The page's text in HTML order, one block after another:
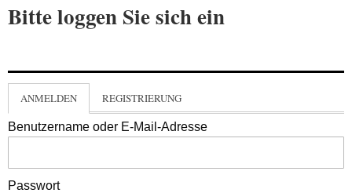
Bitte loggen Sie sich ein
ANMELDEN REGISTRIERUNG
Benutzername oder E-Mail-Adresse
Passwort